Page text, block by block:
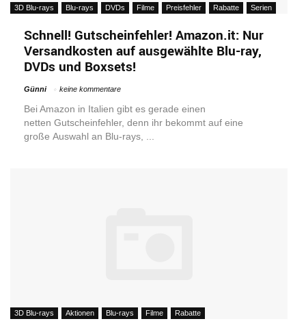
3D Blu-rays Blu-rays DVDs Filme Preisfehler Rabatte Serien
Schnell! Gutscheinfehler! Amazon.it: Nur
Versandkosten auf ausgewählte Blu-ray,
DVDs und Boxsets!
Günni keine kommentare
Bei Amazon in Italien gibt es gerade einen
netten Gutscheinfehler, denn ihr bekommt auf eine
große Auswahl an Blu-rays, ...
3D Blu-rays Aktionen Blu-rays Filme Rabatte